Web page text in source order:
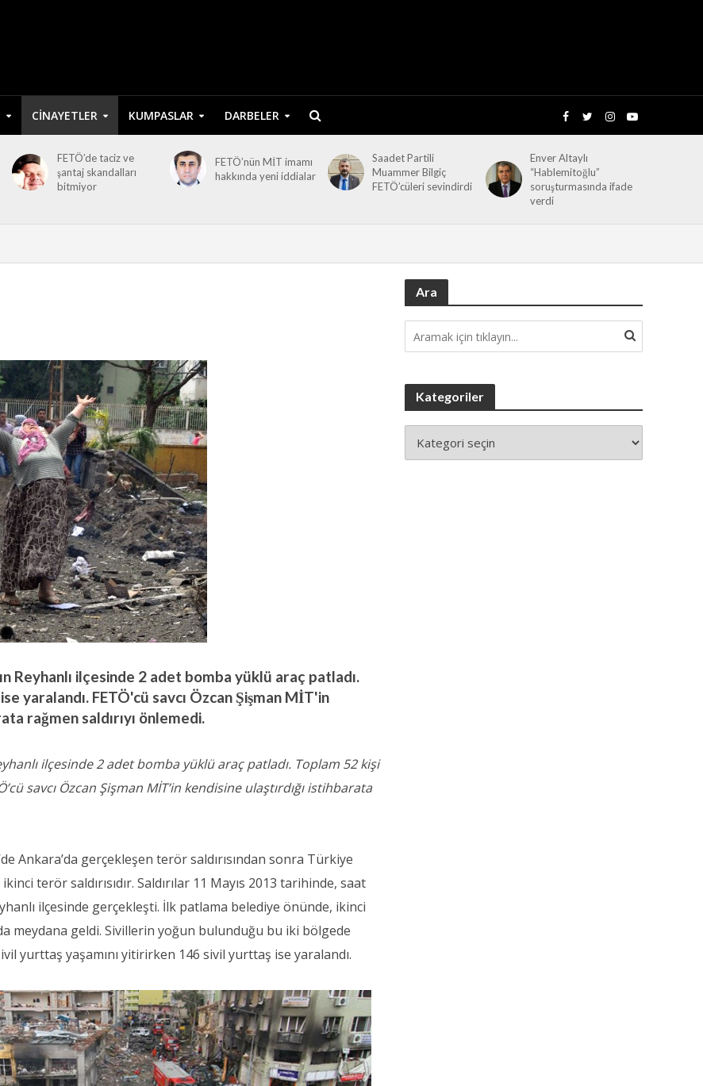
CINAYETLER KUMPASLAR DARBELER
FETÖ’de taciz ve
şantaj skandalları
bitmiyor
FETÖ’nün MİT imamı
hakkında yeni iddialar
Saadet Partili
Muammer Bilgiç
FETÖ’cüleri sevindirdi
Enver Altaylı
“Hablemitoğlu”
soruşturmasında ifade
verdi
Reyhanlı ilçesinde 2 adet bomba yüklü araç patladı.
yaralandı. FETÖ'cü savcı Özcan Şişman MİT'in
rağmen saldırıyı önlemedi.
ilçesinde 2 adet bomba yüklü araç patladı. Toplam 52 kişi
savcı Özcan Şişman MİT’in kendisine ulaştırdığı istihbarata
Ankara’da gerçekleşen terör saldırısından sonra Türkiye
terör saldırısıdır. Saldırılar 11 Mayıs 2013 tarihinde, saat
ilçesinde gerçekleşti. İlk patlama belediye önünde, ikinci
meydana geldi. Sivillerin yoğun bulunduğu bu iki bölgede
yurttaş yaşamını yitirirken 146 sivil yurttaş ise yaralandı.
Ara
Kategoriler